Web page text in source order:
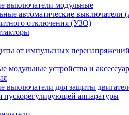
выключатели модульные
автоматические
отключения (УЗО)
от импульсных перенапряжений
модульные устройства и
выключатели для защиты
пускорегулирующей аппаратуры